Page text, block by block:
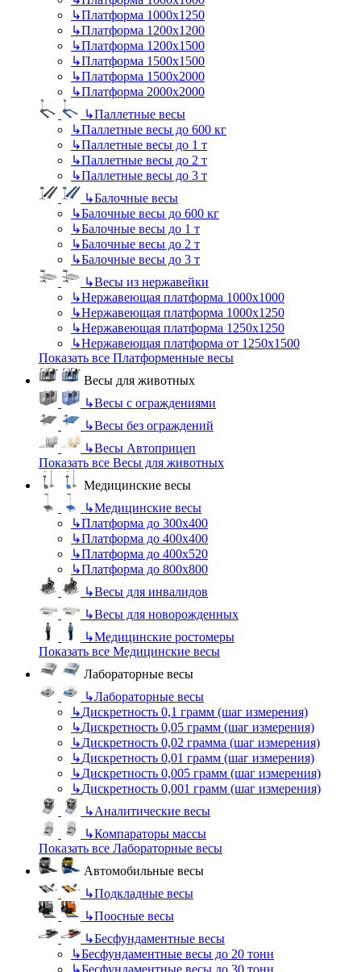
↳Платформа 1000х1250
↳Платформа 1200х1200
↳Платформа 1200х1500
↳Платформа 1500х1500
↳Платформа 1500х2000
↳Платформа 2000х2000
↳Паллетные весы
↳Паллетные весы до 600 кг
↳Паллетные весы до 1 т
↳Паллетные весы до 2 т
↳Паллетные весы до 3 т
↳Балочные весы
↳Балочные весы до 600 кг
↳Балочные весы до 1 т
↳Балочные весы до 2 т
↳Балочные весы до 3 т
↳Весы из нержавейки
↳Нержавеющая платформа 1000х1000
↳Нержавеющая платформа 1000х1250
↳Нержавеющая платформа 1250х1250
↳Нержавеющая платформа от 1250х1500
Показать все Платформенные весы
Весы для животных
↳Весы с ограждениями
↳Весы без ограждений
↳Весы Автоприцеп
Показать все Весы для животных
Медицинские весы
↳Медицинские весы
↳Платформа до 300х400
↳Платформа до 400х400
↳Платформа до 400х520
↳Платформа до 800х800
↳Весы для инвалидов
↳Весы для новорожденных
↳Медицинские ростомеры
Показать все Медицинские весы
Лабораторные весы
↳Лабораторные весы
↳Дискретность 0,1 грамм (шаг измерения)
↳Дискретность 0,05 грамм (шаг измерения)
↳Дискретность 0,02 грамма (шаг измерения)
↳Дискретность 0,01 грамм (шаг измерения)
↳Дискретность 0,005 грамм (шаг измерения)
↳Дискретность 0,001 грамм (шаг измерения)
↳Аналитические весы
↳Компараторы массы
Показать все Лабораторные весы
Автомобильные весы
↳Подкладные весы
↳Поосные весы
↳Бесфундаментные весы
↳Бесфундаментные весы до 20 тонн
↳Бесфундаментные весы до 30 тонн